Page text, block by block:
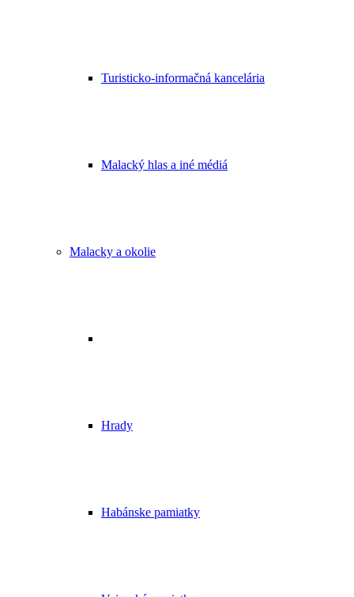
Turisticko-informačná kancelária
Malacký hlas a iné médiá
Malacky a okolie
Hrady
Habánske pamiatky